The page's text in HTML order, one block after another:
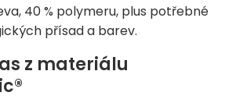
40 % polymeru, plus potřebné
přísad a barev.
z materiálu